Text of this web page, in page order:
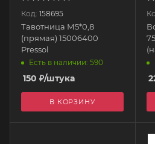
Код: 158695
Тавотница М5*0,8
(прямая) 15006400
Pressol
Есть в наличии: 590
150 ₽/штука
В КОРЗИНУ